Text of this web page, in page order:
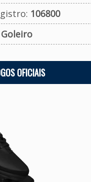
106800
Goleiro
OFICIAIS